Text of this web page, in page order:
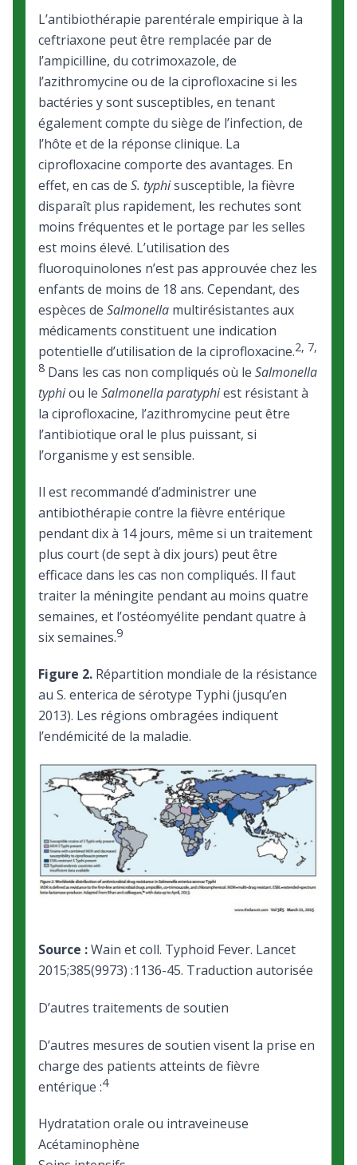
L’antibiothérapie parentérale empirique à la
ceftriaxone peut être remplacée par de
l’ampicilline, du cotrimoxazole, de
l’azithromycine ou de la ciprofloxacine si les
bactéries y sont susceptibles, en tenant
également compte du siège de l’infection, de
l’hôte et de la réponse clinique. La
ciprofloxacine comporte des avantages. En
effet, en cas de S. typhisusceptible, la fièvre
disparaît plus rapidement, les rechutes sont
moins fréquentes et le portage par les selles
est moins élevé. L’utilisation des
fluoroquinolones n’est pas approuvée chez les
enfants de moins de 18 ans. Cependant, des
espèces de Salmonella multirésistantes aux
médicaments constituent une indication
potentielle d’utilisation de la ciprofloxacine.2, 7,
8 Dans les cas non compliqués où le Salmonella
typhiou le Salmonella paratyphiest résistant à
la ciprofloxacine, l’azithromycine peut être
l’antibiotique oral le plus puissant, si
l’organisme y est sensible.
Il est recommandé d’administrer une
antibiothérapie contre la fièvre entérique
pendant dix à 14 jours, même si un traitement
plus court (de sept à dix jours) peut être
efficace dans les cas non compliqués. Il faut
traiter la méningite pendant au moins quatre
semaines, et l’ostéomyélite pendant quatre à
six semaines.9
Figure 2. Répartition mondiale de la résistance
au S. enterica de sérotype Typhi (jusqu’en
2013). Les régions ombragées indiquent
l’endémicité de la maladie.
Source :Wain et coll. Typhoid Fever. Lancet
2015;385(9973) :1136-45. Traduction autorisée
D’autres traitements de soutien
D’autres mesures de soutien visent la prise en
charge des patients atteints de fièvre
entérique :4
Hydratation orale ou intraveineuse
Acétaminophène